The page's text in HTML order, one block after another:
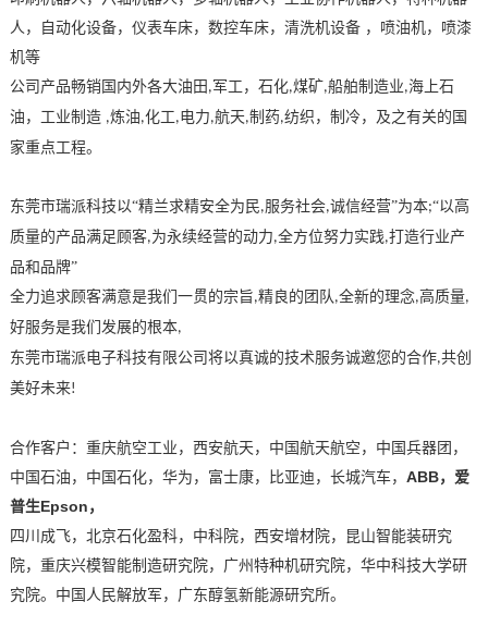
人，自动化设备，仪表车床，数控车床，清洗机设备 ，喷油机，喷漆
机等
公司产品畅销国内外各大油田 ,军工 ， 石化,煤矿,船舶制造业,海上石
油 ，工业制造 ,炼油,化工,电力,航天,制药,纺织 ，制冷，及之有关的国
家重点工程。
东莞市瑞派科技以“精兰求精安全为民,服务社会,诚信经营”为本;“以高
质量的产品满足顾客,为永续经营的动力,全方位努力实践,打造行业产
品和品牌”
全力追求顾客满意是我们一贯的宗旨,精良的团队 ,全新的理念,高质量,
好服务是我们发展的根本,
东莞市瑞派电子科技有限公司将以真诚的技术服务诚邀您的合作,共创
美好未来!
合作客户：重庆航空工业，西安航天，中国航天航空，中国兵器团，
中国石油，中国石化，华为，富士康，比亚迪，长城汽车， ABB，爱
普生Epson ，
四川成飞，北京石化盈科，中科院，西安增材院，昆山智能装研究
院，重庆兴模智能制造研究院，广州特种机研究院，华中科技大学研
究院。中国人民解放军， 广东醇氢新能源研究所。